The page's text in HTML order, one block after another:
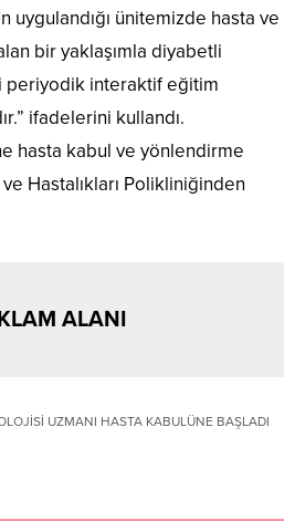
uygulandığı ünitemizde hasta ve
bir yaklaşımla diyabetli
interaktif eğitim
ifadelerini kullandı.
hasta kabul ve yönlendirme
Hastalıkları Polikliniğinden
ALANI
UZMANI HASTA KABULÜNE BAŞLADI